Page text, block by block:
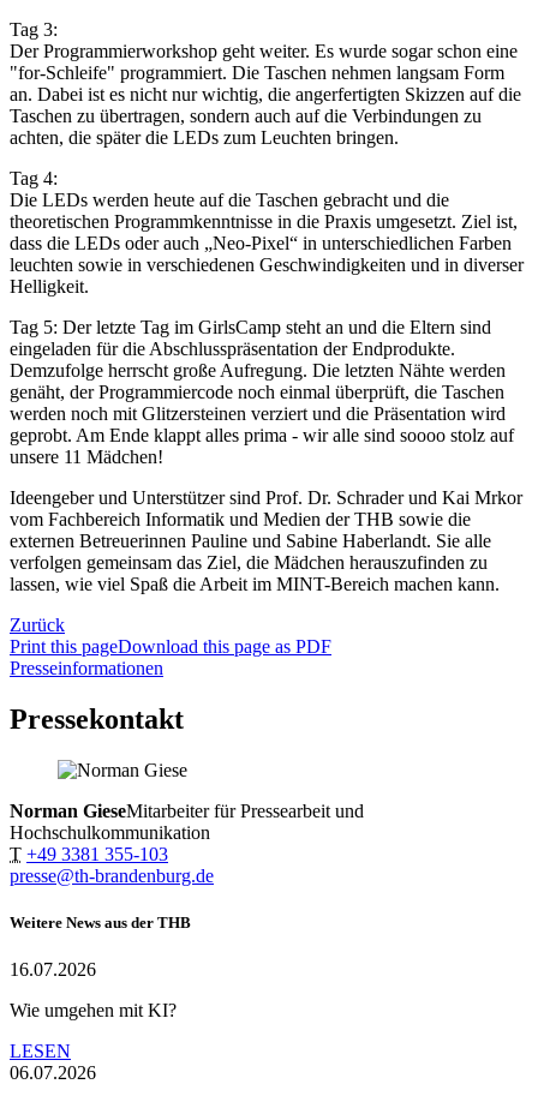
Tag 3:
Der Programmierworkshop geht weiter. Es wurde sogar schon eine
"for-Schleife" programmiert. Die Taschen nehmen langsam Form
an. Dabei ist es nicht nur wichtig, die angerfertigten Skizzen auf die
Taschen zu übertragen, sondern auch auf die Verbindungen zu
achten, die später die LEDs zum Leuchten bringen.
Tag 4:
Die LEDs werden heute auf die Taschen gebracht und die
theoretischen Programmkenntnisse in die Praxis umgesetzt. Ziel ist,
dass die LEDs oder auch „Neo-Pixel“ in unterschiedlichen Farben
leuchten sowie in verschiedenen Geschwindigkeiten und in diverser
Helligkeit.
Tag 5: Der letzte Tag im GirlsCamp steht an und die Eltern sind
eingeladen für die Abschlusspräsentation der Endprodukte.
Demzufolge herrscht große Aufregung. Die letzten Nähte werden
genäht, der Programmiercode noch einmal überprüft, die Taschen
werden noch mit Glitzersteinen verziert und die Präsentation wird
geprobt. Am Ende klappt alles prima - wir alle sind soooo stolz auf
unsere 11 Mädchen!
Ideengeber und Unterstützer sind Prof. Dr. Schrader und Kai Mrkor
vom Fachbereich Informatik und Medien der THB sowie die
externen Betreuerinnen Pauline und Sabine Haberlandt. Sie alle
verfolgen gemeinsam das Ziel, die Mädchen herauszufinden zu
lassen, wie viel Spaß die Arbeit im MINT-Bereich machen kann.
Zurück
Print this pageDownload this page as PDF
Presseinformationen
Pressekontakt
Norman GieseMitarbeiter für Pressearbeit und
Hochschulkommunikation
T +49 3381 355-103
presse@th-brandenburg.de
Weitere News aus der THB
16.07.2026
Wie umgehen mit KI?
LESEN
06.07.2026